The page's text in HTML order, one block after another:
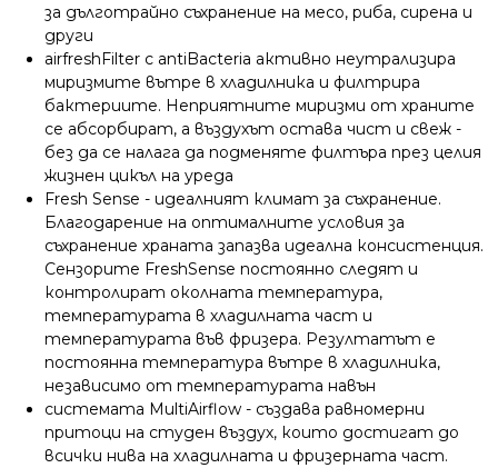
за дълготрайно съхранение на месо, риба, сирена и
други
airfreshFilter с antiBacteria активно неутрализира
миризмите вътре в хладилника и филтрира
бактериите. Неприятните миризми от храните
се абсорбират, а въздухът остава чист и свеж -
без да се налага да подменяте филтъра през целия
жизнен цикъл на уреда
Fresh Sense - идеалният климат за съхранение.
Благодарение на оптималните условия за
съхранение храната запазва идеална консистенция.
Сензорите FreshSense постоянно следят и
контролират околната температура,
температурата в хладилната част и
температурата във фризера. Резултатът е
постоянна температура вътре в хладилника,
независимо от температурата навън
системата MultiAirflow - създава равномерни
притоци на студен въздух, които достигат до
всички нива на хладилната и фризерната част.